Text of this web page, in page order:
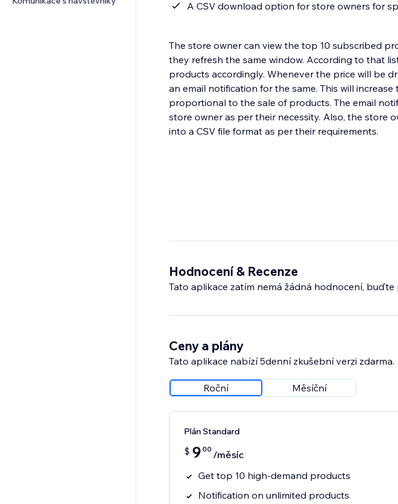
A CSV download option for store owners for
The store owner can view the top 10 subscribed
they refresh the same window. According to that
products accordingly. Whenever the price will be dropped by the
an email notification for the same. This will
proportional to the sale of products. The email
store owner as per their necessity. Also, the store
into a CSV file format as per their requirements.
Hodnocení & Recenze
Tato aplikace zatím nemá žádná hodnocení,
Ceny a plány
Tato aplikace nabízí 5denní zkušební verzi zdarma.
Roční Měsíční
Plán Standard
$ 9 00 /měsíc
Get top 10 high-demand products
Notification on unlimited products